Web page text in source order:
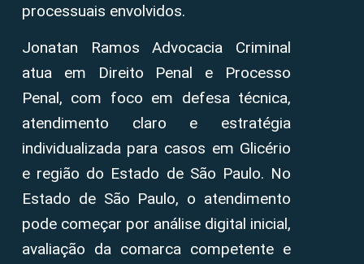
processuais envolvidos.
Jonatan Ramos Advocacia Criminal
atua em Direito Penal e Processo
Penal, com foco em defesa técnica,
atendimento claro e estratégia
individualizada para casos em Glicério
e região do Estado de São Paulo. No
Estado de São Paulo, o atendimento
pode começar por análise digital inicial,
avaliação da comarca competente e